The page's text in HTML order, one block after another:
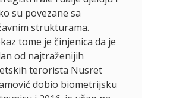
su povezane sa
strukturama.
tome je činjenica da je
od najtraženijih
terorista Nusret
dobio biometrijsku